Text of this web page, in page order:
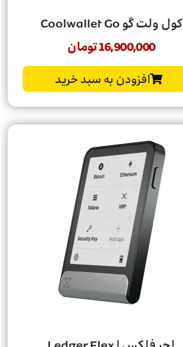
کول ولت گو Coolwallet Go
16,900,000تومان
افزودن به سبد خرید